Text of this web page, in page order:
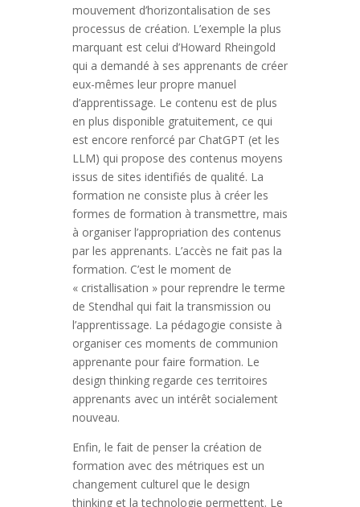
mouvement d’horizontalisation de ses
processus de création. L’exemple la plus
marquant est celui d’Howard Rheingold
qui a demandé à ses apprenants de créer
eux-mêmes leur propre manuel
d’apprentissage. Le contenu est de plus
en plus disponible gratuitement, ce qui
est encore renforcé par ChatGPT (et les
LLM) qui propose des contenus moyens
issus de sites identifiés de qualité. La
formation ne consiste plus à créer les
formes de formation à transmettre, mais
à organiser l’appropriation des contenus
par les apprenants. L’accès ne fait pas la
formation. C’est le moment de
« cristallisation » pour reprendre le terme
de Stendhal qui fait la transmission ou
l’apprentissage. La pédagogie consiste à
organiser ces moments de communion
apprenante pour faire formation. Le
design thinking regarde ces territoires
apprenants avec un intérêt socialement
nouveau.
Enfin, le fait de penser la création de
formation avec des métriques est un
changement culturel que le design
thinking et la technologie permettent. Le